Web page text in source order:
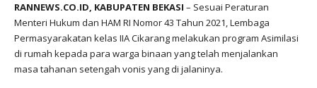
RANNEWS.CO.ID, KABUPATEN BEKASI – Sesuai Peraturan
Menteri Hukum dan HAM RI Nomor 43 Tahun 2021, Lembaga
Permasyarakatan kelas IIA Cikarang melakukan program Asimilasi
di rumah kepada para warga binaan yang telah menjalankan
masa tahanan setengah vonis yang di jalaninya.